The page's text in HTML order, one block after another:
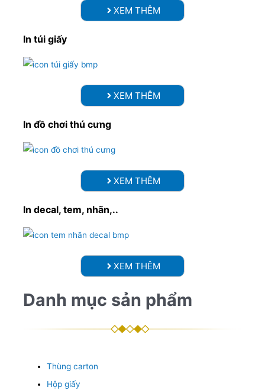
XEM THÊM
In túi giấy
XEM THÊM
In đồ chơi thú cưng
XEM THÊM
In decal, tem, nhãn,..
XEM THÊM
Danh mục sản phẩm
Thùng carton
Hộp giấy